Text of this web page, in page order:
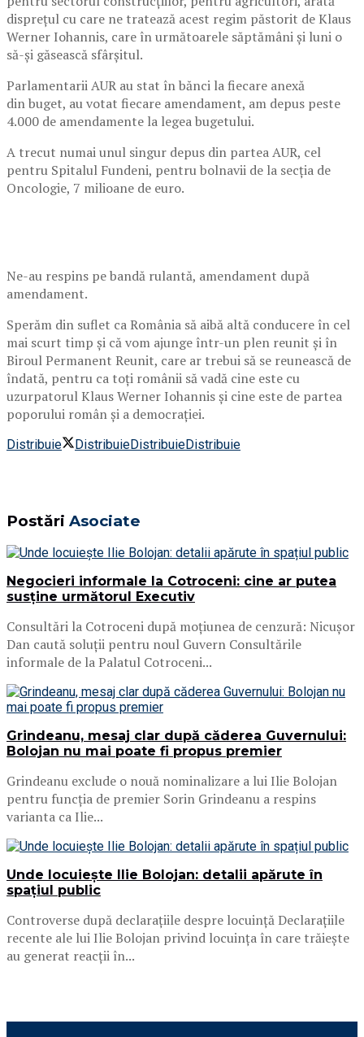
disprețul cu care ne tratează acest regim păstorit de Klaus
Werner Iohannis, care în următoarele săptămâni și luni o
să-și găsească sfârșitul.
Parlamentarii AUR au stat în bănci la fiecare anexă
din buget, au votat fiecare amendament, am depus peste
4.000 de amendamente la legea bugetului.
A trecut numai unul singur depus din partea AUR, cel
pentru Spitalul Fundeni, pentru bolnavii de la secția de
Oncologie, 7 milioane de euro.
Ne-au respins pe bandă rulantă, amendament după
amendament.
Sperăm din suflet ca România să aibă altă conducere în cel
mai scurt timp și că vom ajunge într-un plen reunit și în
Biroul Permanent Reunit, care ar trebui să se reunească de
îndată, pentru ca toți românii să vadă cine este cu
uzurpatorul Klaus Werner Iohannis și cine este de partea
poporului român și a democrației.
Distribuie DistribuieDistribuieDistribuie
Postări Asociate
Negocieri informale la Cotroceni: cine ar putea
susține următorul Executiv
Consultări la Cotroceni după moțiunea de cenzură: Nicușor
Dan caută soluții pentru noul Guvern Consultările
informale de la Palatul Cotroceni...
Grindeanu, mesaj clar după căderea Guvernului:
Bolojan nu mai poate fi propus premier
Grindeanu exclude o nouă nominalizare a lui Ilie Bolojan
pentru funcția de premier Sorin Grindeanu a respins
varianta ca Ilie...
Unde locuiește Ilie Bolojan: detalii apărute în
spațiul public
Controverse după declarațiile despre locuință Declarațiile
recente ale lui Ilie Bolojan privind locuința în care trăiește
au generat reacții în...